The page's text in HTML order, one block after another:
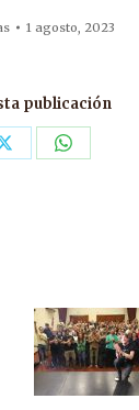
1 agosto, 2023
publicación
Share Share